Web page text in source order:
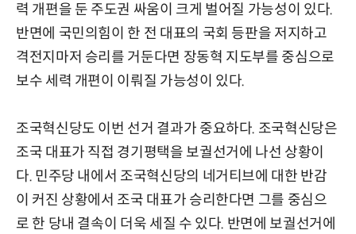
력 개편을 둔 주도권 싸움이 크게 벌어질 가능성이 있다.
반면에 국민의힘이 한 전 대표의 국회 등판을 저지하고
격전지마저 승리를 거둔다면 장동혁 지도부를 중심으로
보수 세력 개편이 이뤄질 가능성이 있다.
조국혁신당도 이번 선거 결과가 중요하다. 조국혁신당은
조국 대표가 직접 경기평택을 보궐선거에 나선 상황이
다. 민주당 내에서 조국혁신당의 네거티브에 대한 반감
이 커진 상황에서 조국 대표가 승리한다면 그를 중심으
로 한 당내 결속이 더욱 세질 수 있다. 반면에 보궐선거에